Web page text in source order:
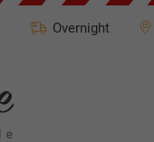
Overnight